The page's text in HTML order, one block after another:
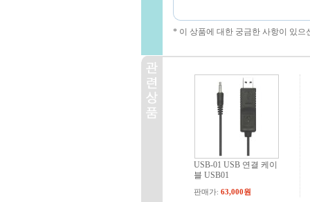
* 이 상품에 대한 궁금한 사항이 있
USB-01 USB 연결 케이
블 USB01
판매가:63,000원